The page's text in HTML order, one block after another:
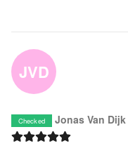
JVD
Checked Jonas Van Dijk